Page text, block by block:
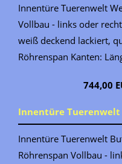
Innentüre Tuerenwelt
Vollbau - links oder
weiß deckend lackiert,
Röhrenspan Kanten:
744,00
Innentüre
Innentüre Tuerenwelt
Röhrenspan Vollbau -